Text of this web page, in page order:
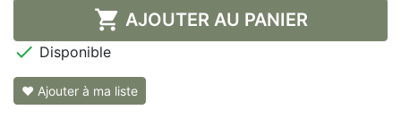
 AJOUTER AU PANIER
 Disponible
❤ Ajouter à ma liste